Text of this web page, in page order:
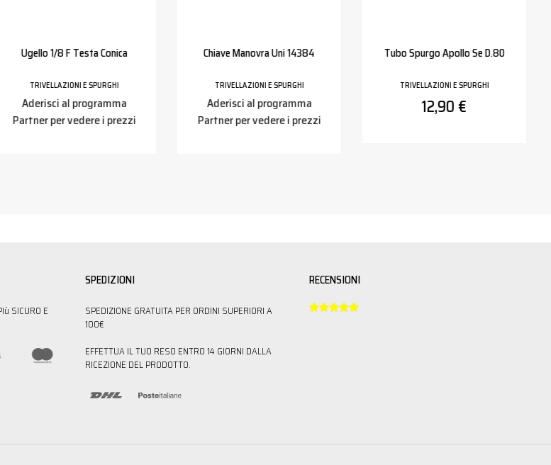
Ugello 1/8 F Testa Conica
TRIVELLAZIONI E SPURGHI
Aderisci al programma
Partner per vedere i prezzi
Chiave Manovra Uni 14384
TRIVELLAZIONI E SPURGHI
Aderisci al programma
Partner per vedere i prezzi
Tubo Spurgo Apollo Se D.80
TRIVELLAZIONI E SPURGHI
12,90 €
SICURO E
SPEDIZIONI
SPEDIZIONE GRATUITA PER ORDINI SUPERIORI A
100€
EFFETTUA IL TUO RESO ENTRO 14 GIORNI DALLA
RICEZIONE DEL PRODOTTO.
RECENSIONI
